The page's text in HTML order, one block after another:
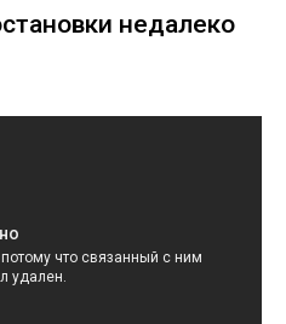
недалеко